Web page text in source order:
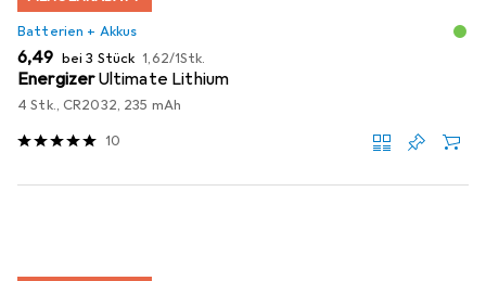
Batterien + Akkus
EUR
6,49 bei 3 Stück EUR
1,62/1Stk.
EnergizerUltimate Lithium
4 Stk., CR2032, 235 mAh
10